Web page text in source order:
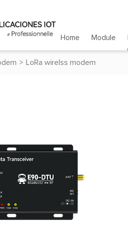
Home Module
> LoRa wirelss modem